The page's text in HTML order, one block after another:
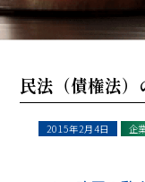
民法（債権法）
2015年2月4日 企